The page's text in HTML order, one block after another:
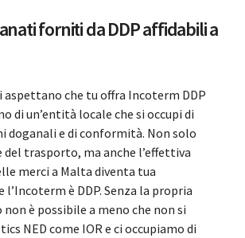
forniti da DDP affidabili a
aspettano che tu offra Incoterm DDP
di un’entità locale che si occupi di
doganali e di conformità. Non solo
del trasporto, ma anche l’effettiva
merci a Malta diventa tua
è DDP. Senza la propria
è possibile a meno che non si
NED come IOR e ci occupiamo di